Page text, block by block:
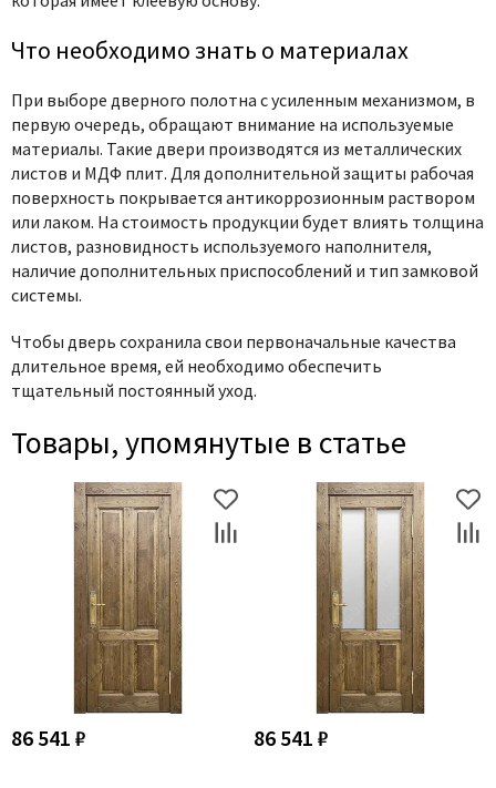
Что необходимо знать о материалах
При выборе дверного полотна с усиленным механизмом, в
первую очередь, обращают внимание на используемые
материалы. Такие двери производятся из металлических
листов и МДФ плит. Для дополнительной защиты рабочая
поверхность покрывается антикоррозионным раствором
или лаком. На стоимость продукции будет влиять толщина
листов, разновидность используемого наполнителя,
наличие дополнительных приспособлений и тип замковой
системы.
Чтобы дверь сохранила свои первоначальные качества
длительное время, ей необходимо обеспечить
тщательный постоянный уход.
Товары, упомянутые в статье
86 541 ₽ 86 541 ₽